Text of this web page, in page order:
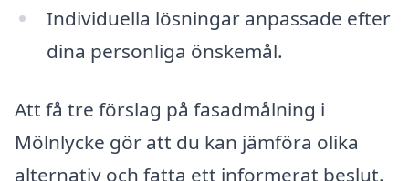
Individuella lösningar anpassade efter
dina personliga önskemål.
Att få tre förslag på fasadmålning i
Mölnlycke gör att du kan jämföra olika
alternativ och fatta ett informerat beslut.